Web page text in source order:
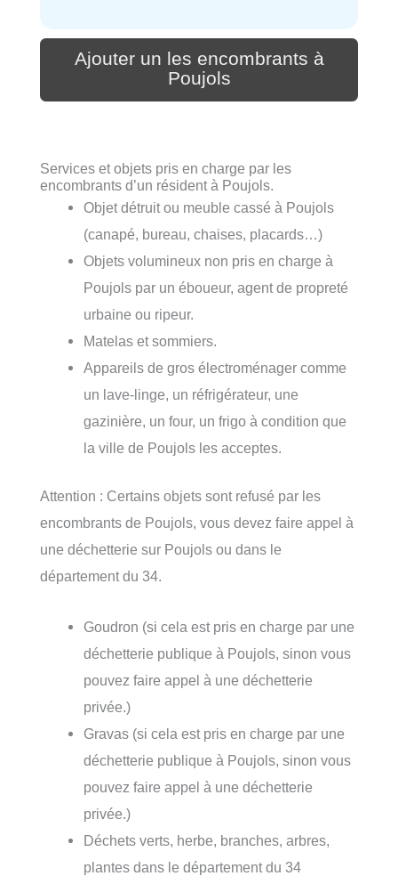
Ajouter un les encombrants à
Poujols
Services et objets pris en charge par les
encombrants d’un résident à Poujols.
Objet détruit ou meuble cassé à Poujols
(canapé, bureau, chaises, placards…)
Objets volumineux non pris en charge à
Poujols par un éboueur, agent de propreté
urbaine ou ripeur.
Matelas et sommiers.
Appareils de gros électroménager comme
un lave-linge, un réfrigérateur, une
gazinière, un four, un frigo à condition que
la ville de Poujols les acceptes.
Attention : Certains objets sont refusé par les
encombrants de Poujols, vous devez faire appel à
une déchetterie sur Poujols ou dans le
département du 34.
Goudron (si cela est pris en charge par une
déchetterie publique à Poujols, sinon vous
pouvez faire appel à une déchetterie
privée.)
Gravas (si cela est pris en charge par une
déchetterie publique à Poujols, sinon vous
pouvez faire appel à une déchetterie
privée.)
Déchets verts, herbe, branches, arbres,
plantes dans le département du 34